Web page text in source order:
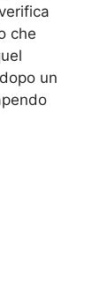
che
un